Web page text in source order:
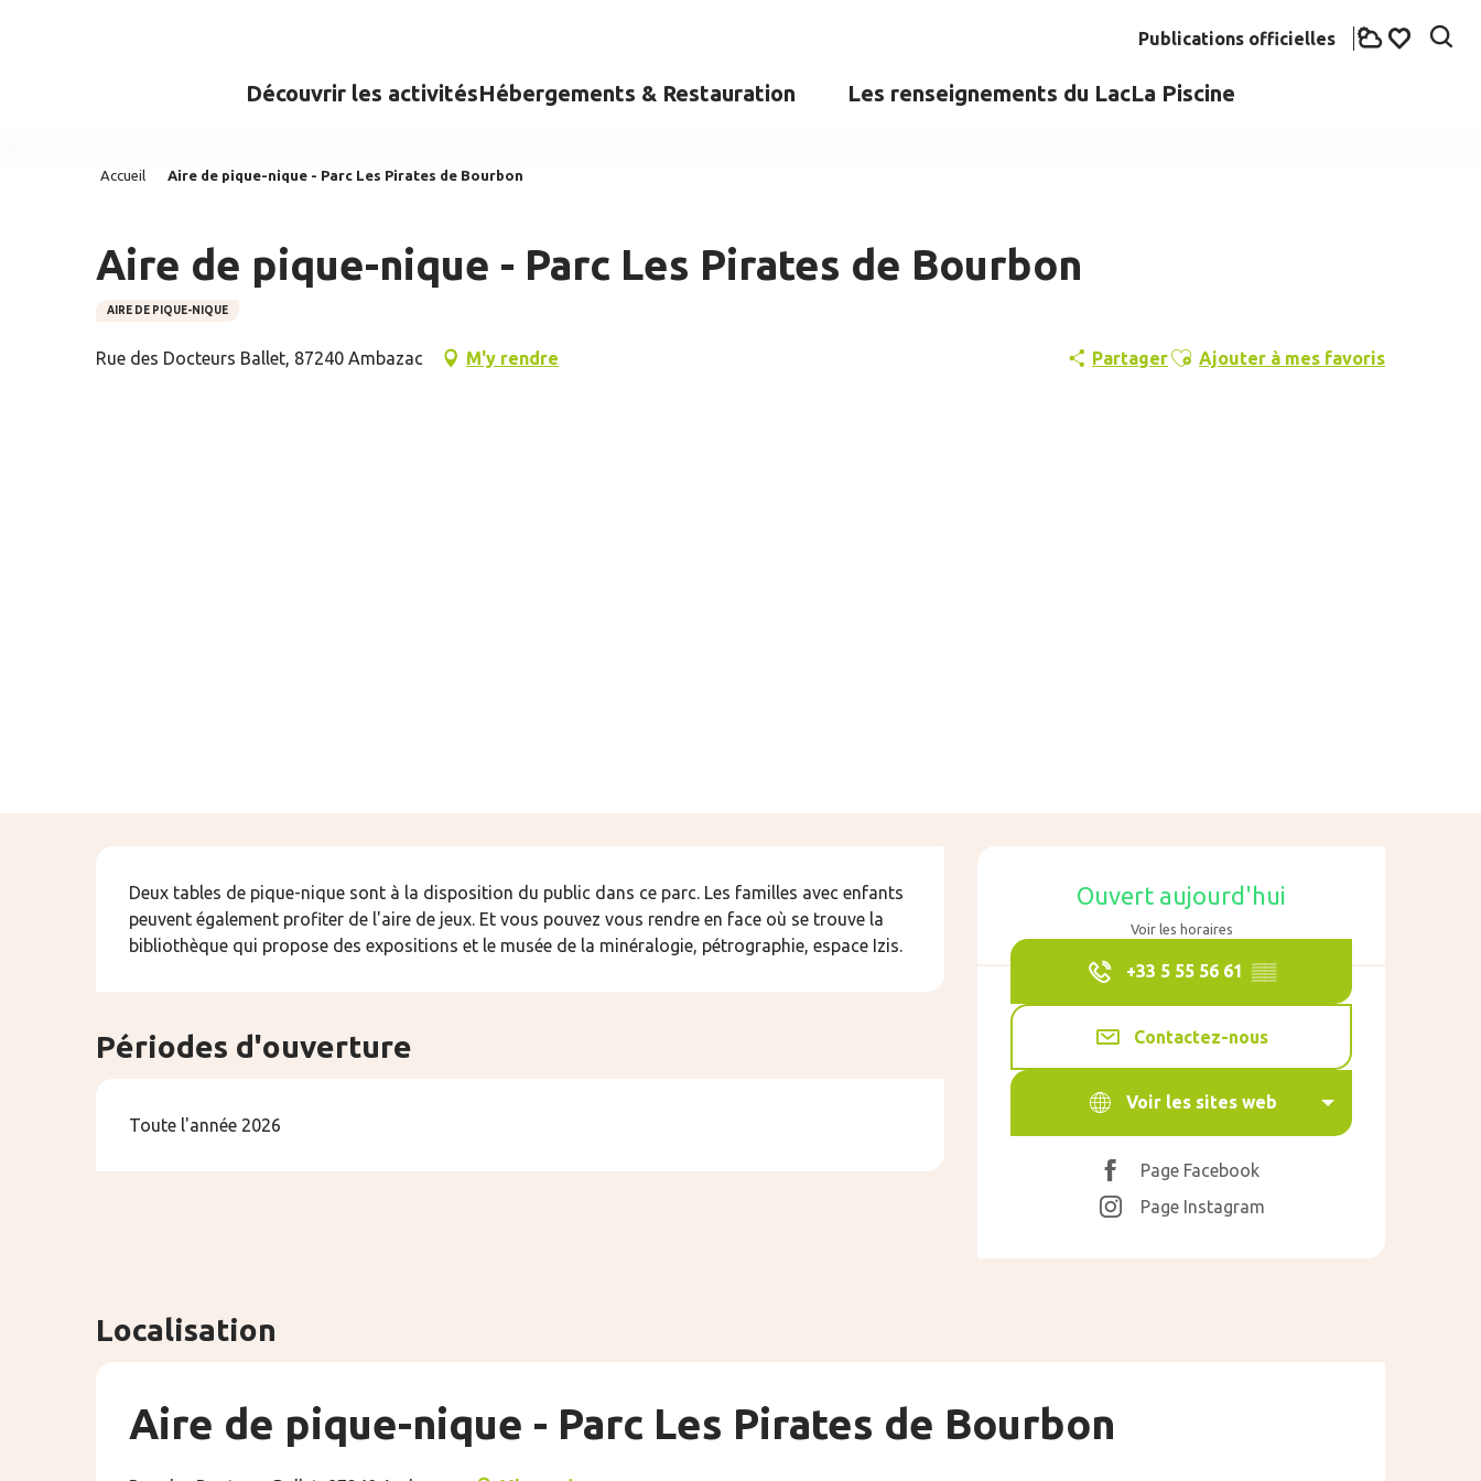
Publications officielles
Découvrir les activitésHébergements & Restauration Les renseignements du LacLa Piscine
Accueil Aire de pique-nique - Parc Les Pirates de Bourbon
Aire de pique-nique - Parc Les Pirates de Bourbon
AIRE DE PIQUE-NIQUE
Rue des Docteurs Ballet, 87240 Ambazac M'y rendre PartagerAjouter aux favoris
Ajouter à mes favoris
Ouverture et
Ouvert aujourd'hui
Voir les horaires
+33 5 55 56 61 ▒▒
Contactez-nous
Voir les sites web
Page Facebook
Page Instagram
Description
Deux tables de pique-nique sont à la disposition du public dans ce parc. Les familles avec enfants
peuvent également profiter de l'aire de jeux. Et vous pouvez vous rendre en face où se trouve la
bibliothèque qui propose des expositions et le musée de la minéralogie, pétrographie, espace Izis.
Périodes d'ouverture
Toute l'année 2026
Localisation
Aire de pique-nique - Parc Les Pirates de Bourbon